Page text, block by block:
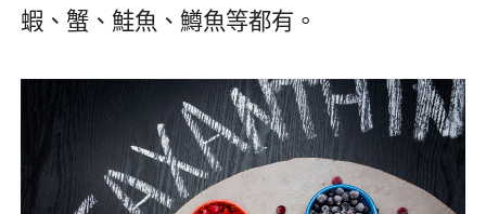
蝦、蟹、鮭魚、鱒魚等都有。